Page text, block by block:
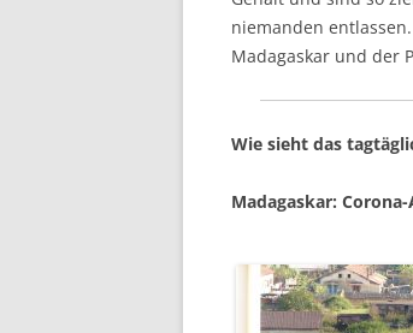
niemanden
Madagaskar und der
Wie sieht das
Madagaskar: